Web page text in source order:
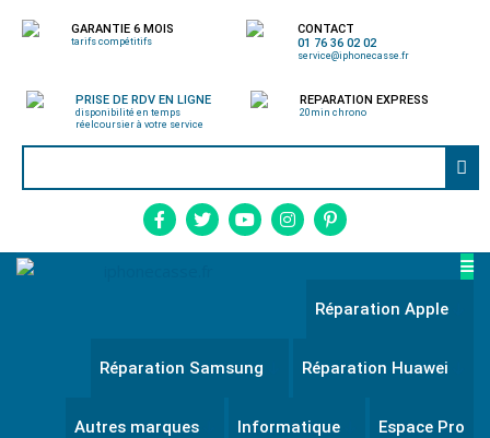
GARANTIE 6 MOIS
tarifs compétitifs
CONTACT
01 76 36 02 02
service@iphonecasse.fr
PRISE DE RDV EN LIGNE
disponibilité en temps
réelcoursier à votre service
REPARATION EXPRESS
20min chrono
Réparation Apple
Réparation Samsung Réparation Huawei
Autres marques Informatique Espace Pro